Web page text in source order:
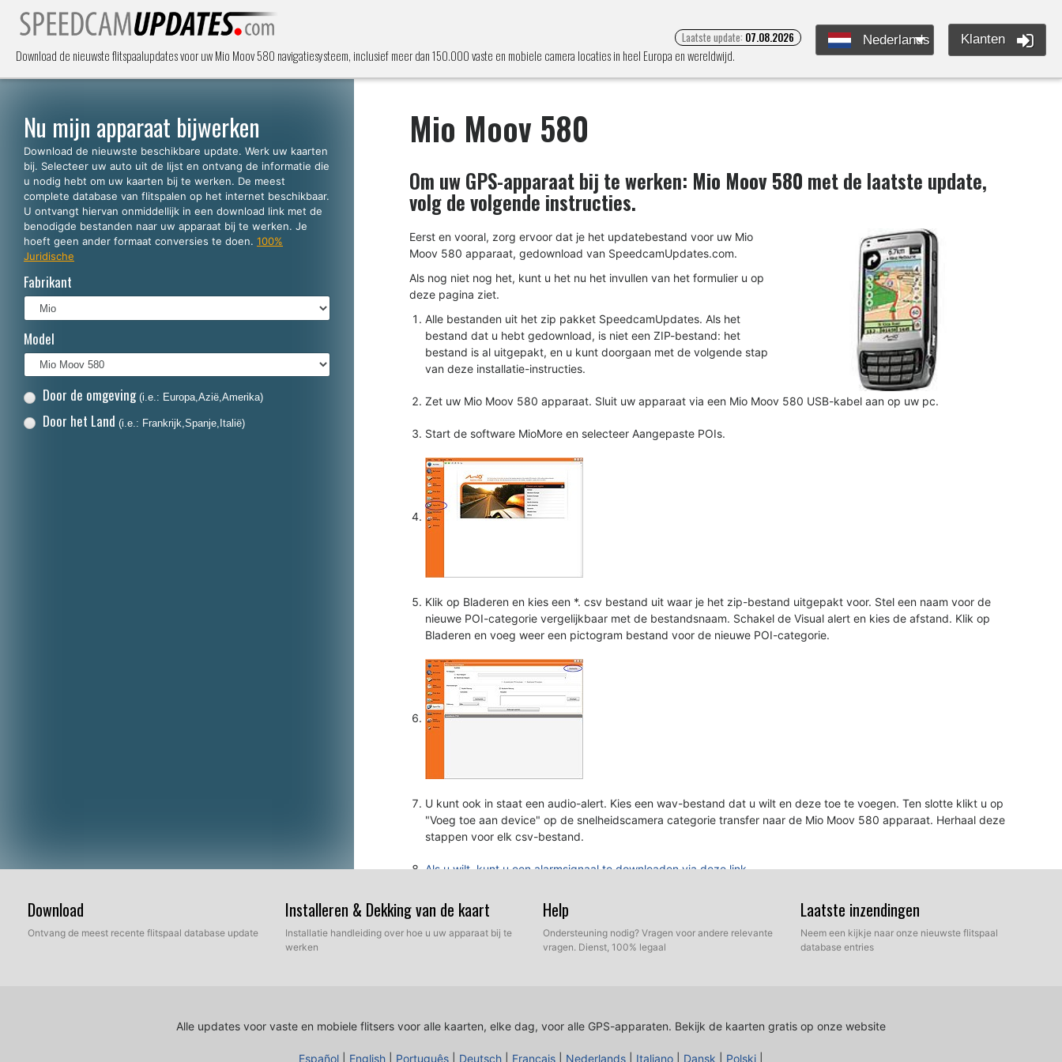
Download de nieuwste flitspaalupdates voor uw Mio Moov 580 navigatiesysteem, inclusief meer dan 150.000 vaste en mobiele camera locaties in heel Europa en wereldwijd.
Laatste update: 07.08.2026 Nederlands Klanten
Nu mijn apparaat bijwerken
Download de nieuwste beschikbare update. Werk uw kaarten
bij. Selecteer uw auto uit de lijst en ontvang de informatie die
u nodig hebt om uw kaarten bij te werken. De meest
complete database van flitspalen op het internet beschikbaar.
U ontvangt hiervan onmiddellijk in een download link met de
benodigde bestanden naar uw apparaat bij te werken. Je
hoeft geen ander formaat conversies te doen. 100%
Juridische
Fabrikant
Model
Door de omgeving (i.e.: Europa,Azië,Amerika)
Door het Land (i.e.: Frankrijk,Spanje,Italië)
Mio Moov 580
Om uw GPS-apparaat bij te werken: Mio Moov 580 met de laatste update,
volg de volgende instructies.
Eerst en vooral, zorg ervoor dat je het updatebestand voor uw Mio
Moov 580 apparaat, gedownload van SpeedcamUpdates.com.
Als nog niet nog het, kunt u het nu het invullen van het formulier u op
deze pagina ziet.
Alle bestanden uit het zip pakket SpeedcamUpdates. Als het
bestand dat u hebt gedownload, is niet een ZIP-bestand: het
bestand is al uitgepakt, en u kunt doorgaan met de volgende stap
van deze installatie-instructies.
Zet uw Mio Moov 580 apparaat. Sluit uw apparaat via een Mio Moov 580 USB-kabel aan op uw pc.
Start de software MioMore en selecteer Aangepaste POIs.
Klik op Bladeren en kies een *. csv bestand uit waar je het zip-bestand uitgepakt voor. Stel een naam voor de
nieuwe POI-categorie vergelijkbaar met de bestandsnaam. Schakel de Visual alert en kies de afstand. Klik op
Bladeren en voeg weer een pictogram bestand voor de nieuwe POI-categorie.
U kunt ook in staat een audio-alert. Kies een wav-bestand dat u wilt en deze toe te voegen. Ten slotte klikt u op
"Voeg toe aan device" op de snelheidscamera categorie transfer naar de Mio Moov 580 apparaat. Herhaal deze
stappen voor elk csv-bestand.
Als u wilt, kunt u een alarmsignaal te downloaden via deze link.
Download
Ontvang de meest recente flitspaal database update
Installeren & Dekking van de kaart
Installatie handleiding over hoe u uw apparaat bij te
werken
Help
Ondersteuning nodig? Vragen voor andere relevante
vragen. Dienst, 100% legaal
Laatste inzendingen
Neem een kijkje naar onze nieuwste flitspaal
database entries
Alle updates voor vaste en mobiele flitsers voor alle kaarten, elke dag, voor alle GPS-apparaten. Bekijk de kaarten gratis op onze website
Español English Português Deutsch Français Nederlands Italiano Dansk Polski